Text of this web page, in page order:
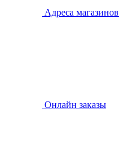
Адреса магазинов
Онлайн заказы